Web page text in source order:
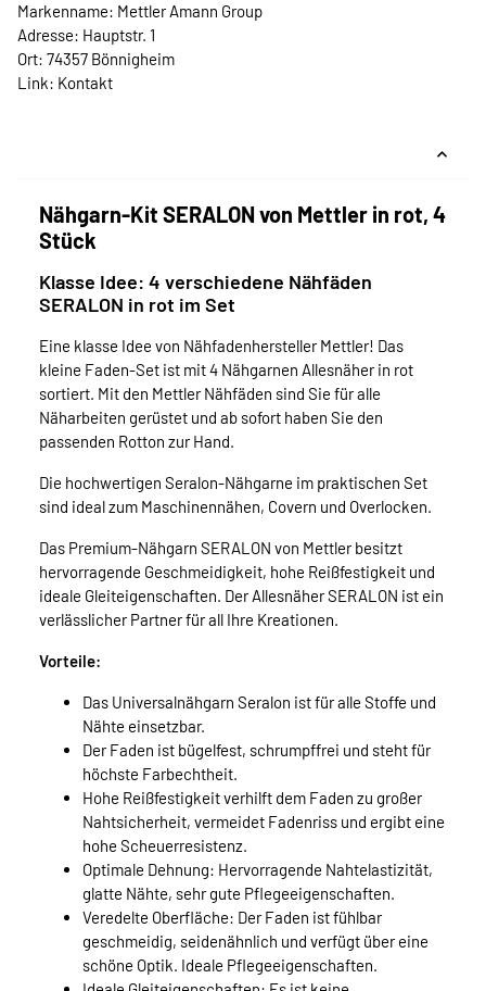
Markenname: Mettler Amann Group
Adresse: Hauptstr. 1
Ort: 74357 Bönnigheim
Link: Kontakt
Nähgarn-Kit SERALON von Mettler in rot, 4
Stück
Klasse Idee: 4 verschiedene Nähfäden
SERALON in rot im Set
Eine klasse Idee von Nähfadenhersteller Mettler! Das
kleine Faden-Set ist mit 4 Nähgarnen Allesnäher in rot
sortiert. Mit den Mettler Nähfäden sind Sie für alle
Näharbeiten gerüstet und ab sofort haben Sie den
passenden Rotton zur Hand.
Die hochwertigen Seralon-Nähgarne im praktischen Set
sind ideal zum Maschinennähen, Covern und Overlocken.
Das Premium-Nähgarn SERALON von Mettler besitzt
hervorragende Geschmeidigkeit, hohe Reißfestigkeit und
ideale Gleiteigenschaften. Der Allesnäher SERALON ist ein
verlässlicher Partner für all Ihre Kreationen.
Vorteile:
Das Universalnähgarn Seralon ist für alle Stoffe und
Nähte einsetzbar.
Der Faden ist bügelfest, schrumpffrei und steht für
höchste Farbechtheit.
Hohe Reißfestigkeit verhilft dem Faden zu großer
Nahtsicherheit, vermeidet Fadenriss und ergibt eine
hohe Scheuerresistenz.
Optimale Dehnung: Hervorragende Nahtelastizität,
glatte Nähte, sehr gute Pflegeeigenschaften.
Veredelte Oberfläche: Der Faden ist fühlbar
geschmeidig, seidenähnlich und verfügt über eine
schöne Optik. Ideale Pflegeeigenschaften.